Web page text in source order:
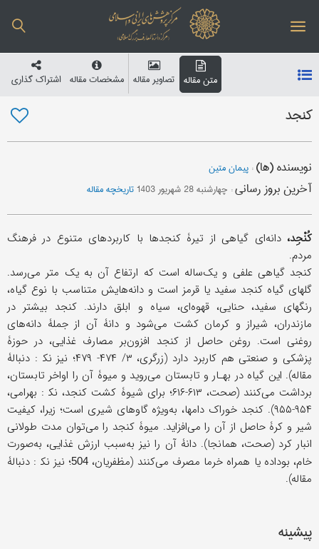
متن مقاله تصاویر مقاله مشخصات مقاله اشتراک گذاری
کنجد
نویسنده (ها): پیمان متین
آخرین بروز رسانی: چهارشنبه 28 شهریور 1403 تاریخچه مقاله
کُنْجِد،دانه‌ای گیاهی از تیرۀ کنجدها با کاربردهای متنوع در فرهنگ
مردم.
کنجد گیاهی علفی و یک‌ساله است که ارتفاع آن به یک متر می‌رسد.
گلهای گیاه کنجد سفید یا قرمز است و دانه‌هایش متناسب با نوع گیاه،
رنگهای سفید، حنایی، قهوه‌ای، سیاه و ابلق دارند. کنجد بیشتر در
مازندران، شیراز و کرمان کشت می‌شود و دانۀ آن از‌ جملۀ دانه‌های
روغنی است. روغن حاصل از کنجد افزون‌بر مصارف غذایی، در حوزۀ
پزشکی و صنعتی هم کاربرد دارد (زرگری، ۳/ ۴۷۴- ۴۷۹؛ نیز نک‍ : دنبالۀ
مقاله). این گیاه در بهـار و تابستان می‌روید و میوۀ آن را اواخر تابستان،
برداشت می‌کنند (صحت، ۶۱۳-۶۱۶؛ برای شیوۀ کشت کنجد، نک‍ : بهرامی،
۹۵۴-۹۵۵). کنجد خوراک دامها، به‌ویژه گاوهای شیری است؛ زیرا، کیفیت
شیر و کرۀ حاصل از آن را می‌افزاید. میوۀ کنجد را می‌توان مدت طولانی
انبار کرد (صحت، همانجا). دانۀ آن را نیز به‌سبب ارزش غذایی، به‌صورت
خام، بوداده یا همراه خرما مصرف می‌کنند (مظفریان، 504؛ نیز نک‍ : دنبالۀ
مقاله).
پیشینه